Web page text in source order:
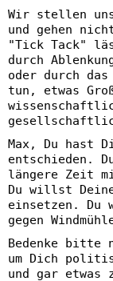
Wir stellen
und gehen
"Tick Tack"
durch
oder durch
tun, etwas
Max, Du hast
entschieden.
längere Zeit
Du willst
einsetzen. Du
gegen
Bedenke bitte
um Dich
und gar etwas